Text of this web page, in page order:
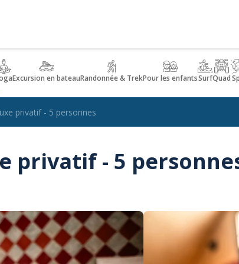
Excursion en bateauRandonnée & TrekPour les enfantsSurfQuad
privatif - 5 personnes
privatif - 5